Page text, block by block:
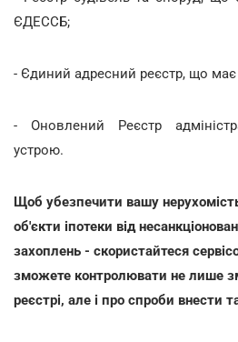
ЄДЕССБ;
- Єдиний адресний реєстр, що має
- Оновлений Реєстр
устрою.
Щоб убезпечити вашу
об'єкти іпотеки від
захоплень - скористайтеся
зможете контролювати не лише
реєстрі, але і про спроби внести